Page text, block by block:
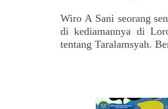
Wiro A Sani seorang
di kediamannya di
tentang Taralamsyah.